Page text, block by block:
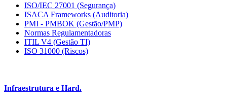
ISO/IEC 27001 (Segurança)
ISACA Frameworks (Auditoria)
PMI - PMBOK (Gestão/PMP)
Normas Regulamentadoras
ITIL V4 (Gestão TI)
ISO 31000 (Riscos)
Infraestrutura e Hard.